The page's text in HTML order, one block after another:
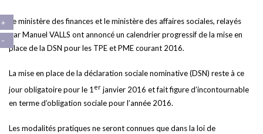
Le ministère des finances et le ministère des affaires sociales, relayés
par Manuel VALLS ont annoncé un calendrier progressif de la mise en
place de la DSN pour les TPE et PME courant 2016.
La mise en place de la déclaration sociale nominative (DSN) reste à ce
jour obligatoire pour le 1er janvier 2016 et fait figure d’incontournable
en terme d’obligation sociale pour l’année 2016.
Les modalités pratiques ne seront connues que dans la loi de